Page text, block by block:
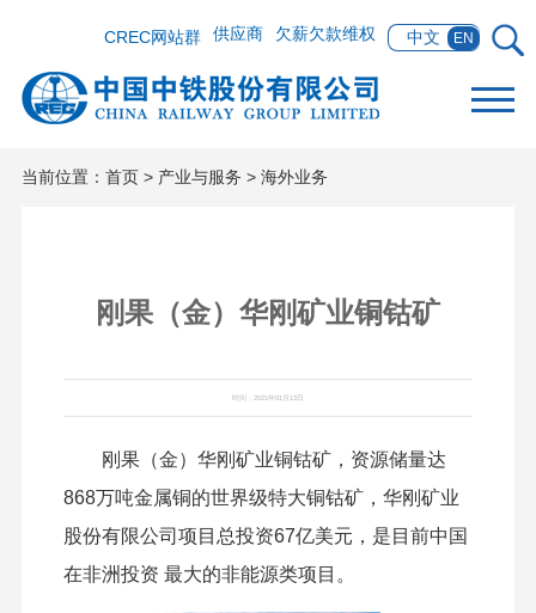
中文 EN
欠薪欠款维权
供应商
CREC网站群
当前位置： 首页> 产业与服务 > 海外业务
刚果（金）华刚矿业铜钴矿
时间：2021年01月13日
刚果（金）华刚矿业铜钴矿，资源储量达
868万吨金属铜的世界级特大铜钴矿，华刚矿业
股份有限公司项目总投资67亿美元，是目前中国
在非洲投资 最大的非能源类项目。